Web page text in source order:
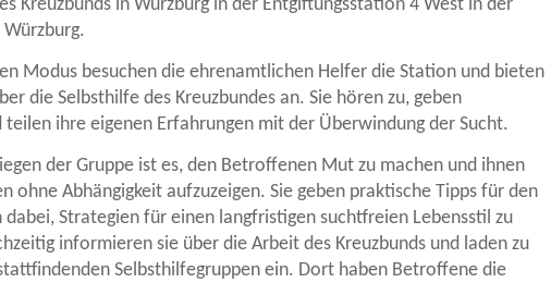
Kreuzbunds in Würzburg in der Entgiftungsstation 4 West in der
Modus besuchen die ehrenamtlichen Helfer die Station und bieten
die Selbsthilfe des Kreuzbundes an. Sie hören zu, geben
ihre eigenen Erfahrungen mit der Überwindung der Sucht.
der Gruppe ist es, den Betroffenen Mut zu machen und ihnen
ohne Abhängigkeit aufzuzeigen. Sie geben praktische Tipps für den
Strategien für einen langfristigen suchtfreien Lebensstil zu
informieren sie über die Arbeit des Kreuzbunds und laden zu
Selbsthilfegruppen ein. Dort haben Betroffene die